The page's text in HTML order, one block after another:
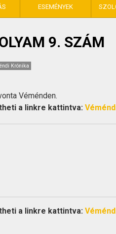
ESEMÉNYEK
9. SZÁM
Krónika
Véménden.
a linkre kattintva:
a linkre kattintva: